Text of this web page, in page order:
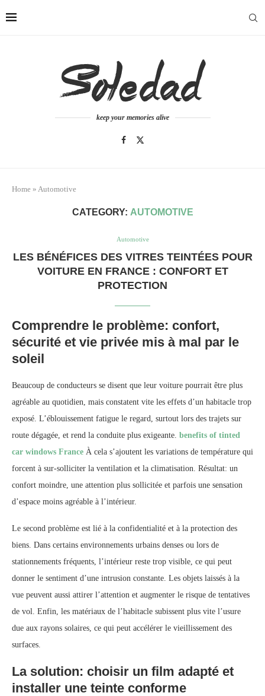
keep your memories alive
Home » Automotive
CATEGORY: AUTOMOTIVE
Automotive
LES BÉNÉFICES DES VITRES TEINTÉES POUR
VOITURE EN FRANCE : CONFORT ET
PROTECTION
Comprendre le problème: confort,
sécurité et vie privée mis à mal par le
soleil
Beaucoup de conducteurs se disent que leur voiture pourrait être plus
agréable au quotidien, mais constatent vite les effets d’un habitacle trop
exposé. L’éblouissement fatigue le regard, surtout lors des trajets sur
route dégagée, et rend la conduite plus exigeante. benefits of tinted
car windows France À cela s’ajoutent les variations de température qui
forcent à sur-solliciter la ventilation et la climatisation. Résultat: un
confort moindre, une attention plus sollicitée et parfois une sensation
d’espace moins agréable à l’intérieur.
Le second problème est lié à la confidentialité et à la protection des
biens. Dans certains environnements urbains denses ou lors de
stationnements fréquents, l’intérieur reste trop visible, ce qui peut
donner le sentiment d’une intrusion constante. Les objets laissés à la
vue peuvent aussi attirer l’attention et augmenter le risque de tentatives
de vol. Enfin, les matériaux de l’habitacle subissent plus vite l’usure
due aux rayons solaires, ce qui peut accélérer le vieillissement des
surfaces.
La solution: choisir un film adapté et
installer une teinte conforme